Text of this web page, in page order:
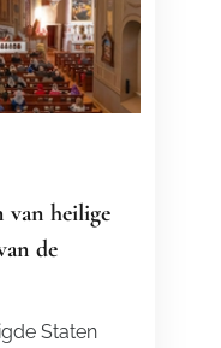
van heilige
de
Staten